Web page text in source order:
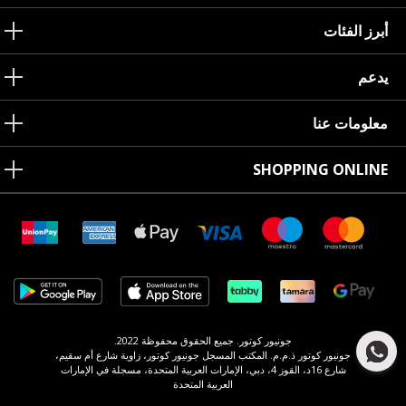
أبرز الفئات
يدعم
معلومات عنا
SHOPPING ONLINE
جونيور كوتور. جميع الحقوق محفوظة 2022.
جونيور كوتور ذ.م.م. المكتب المسجل جونيور كوتور، زاوية شارع أم سقيم،
شارع 16د، القوز 4، دبي، الإمارات العربية المتحدة، مسجلة في الإمارات
العربية المتحدة